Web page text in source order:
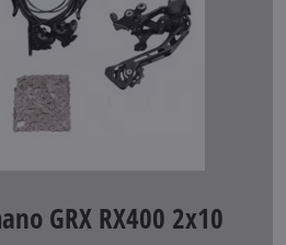
GRX RX400 2x10